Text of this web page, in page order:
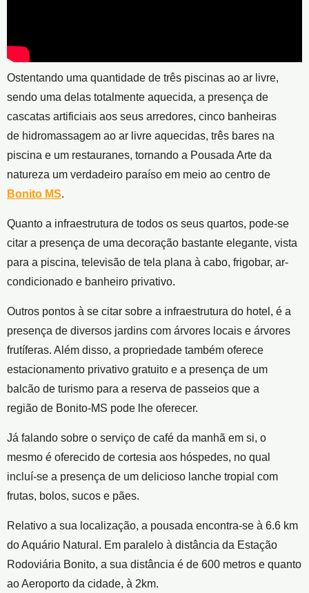
Ostentando uma quantidade de três piscinas ao ar livre,
sendo uma delas totalmente aquecida, a presença de
cascatas artificiais aos seus arredores, cinco banheiras
de hidromassagem ao ar livre aquecidas, três bares na
piscina e um restauranes, tornando a Pousada Arte da
natureza um verdadeiro paraíso em meio ao centro de
Bonito MS.
Quanto a infraestrutura de todos os seus quartos, pode-se
citar a presença de uma decoração bastante elegante, vista
para a piscina, televisão de tela plana à cabo, frigobar, ar-
condicionado e banheiro privativo.
Outros pontos à se citar sobre a infraestrutura do hotel, é a
presença de diversos jardins com árvores locais e árvores
frutíferas. Além disso, a propriedade também oferece
estacionamento privativo gratuito e a presença de um
balcão de turismo para a reserva de passeios que a
região de Bonito-MS pode lhe oferecer.
Já falando sobre o serviço de café da manhã em si, o
mesmo é oferecido de cortesia aos hóspedes, no qual
incluí-se a presença de um delicioso lanche tropial com
frutas, bolos, sucos e pães.
Relativo a sua localização, a pousada encontra-se à 6.6 km
do Aquário Natural. Em paralelo à distância da Estação
Rodoviária Bonito, a sua distância é de 600 metros e quanto
ao Aeroporto da cidade, à 2km.